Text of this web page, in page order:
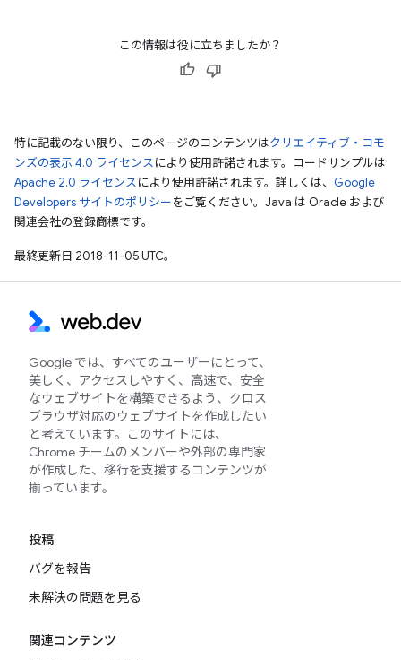
この情報は役に立ちましたか？
特に記載のない限り、このページのコンテンツはクリエイティブ・コモ
ンズの表示 4.0 ライセンスにより使用許諾されます。コードサンプルは
Apache 2.0 ライセンスにより使用許諾されます。詳しくは、 Google
Developers サイトのポリシーをご覧ください。Java は Oracle および
関連会社の登録商標です。
最終更新日 2018-11-05 UTC。
Google では、すべてのユーザーにとって、
美しく、アクセスしやすく、高速で、安全
なウェブサイトを構築できるよう、クロス
ブラウザ対応のウェブサイトを作成したい
と考えています。このサイトには、
Chrome チームのメンバーや外部の専門家
が作成した、移行を支援するコンテンツが
揃っています。
投稿
バグを報告
未解決の問題を見る
関連コンテンツ